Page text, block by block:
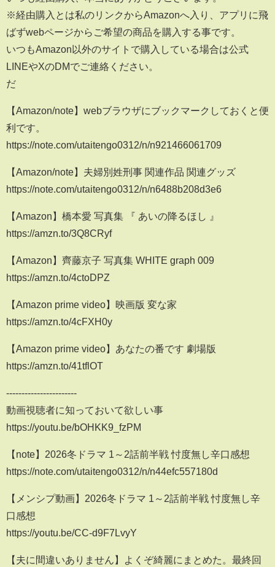
※経由購入とは私のリンクからAmazonへ入り、アプリに飛
ばずwebページからご希望の商品を購入する事です。
いつもAmazon以外のサイトで購入している場合は公式
LINEやXのDMでご連絡ください。
だ
【Amazon/note】webブラウザにブックマークしておくと便
利です。
https://note.com/utaitengo0312/n/n921466061709
【Amazon/note】夫婦別姓刑事 関連作品 関連グッズ
https://note.com/utaitengo0312/n/n6488b208d3e6
【Amazon】橋本愛 写真集 『 あいの降るほし 』
https://amzn.to/3Q8CRyf
【Amazon】齊藤京子 写真集 WHITE graph 009
https://amzn.to/4ctoDPZ
【Amazon prime video】映画版 変な家
https://amzn.to/4cFXH0y
【Amazon prime video】あなたの番です 劇場版
https://amzn.to/41tflOT
-----------------------
動画視聴者に知っておいて欲しい事
https://youtu.be/bOHKK9_fzPM
【note】2026冬ドラマ 1～2話前半戦 忖度無し辛口感想
https://note.com/utaitengo0312/n/n44efc557180d
【メンシプ動画】2026冬ドラマ 1～2話前半戦 忖度無し辛
口感想
https://youtu.be/CC-d9F7LvyY
【夫に間違いありません】よくぞ綺麗にまとめた。最終回